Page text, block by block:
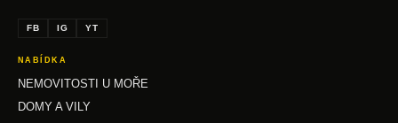
FB IG YT
NABÍDKA
NEMOVITOSTI U MOŘE
DOMY A VILY